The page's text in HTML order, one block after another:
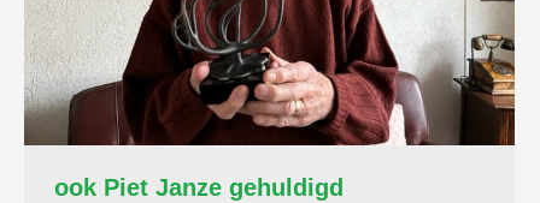
ook Piet Janze gehuldigd